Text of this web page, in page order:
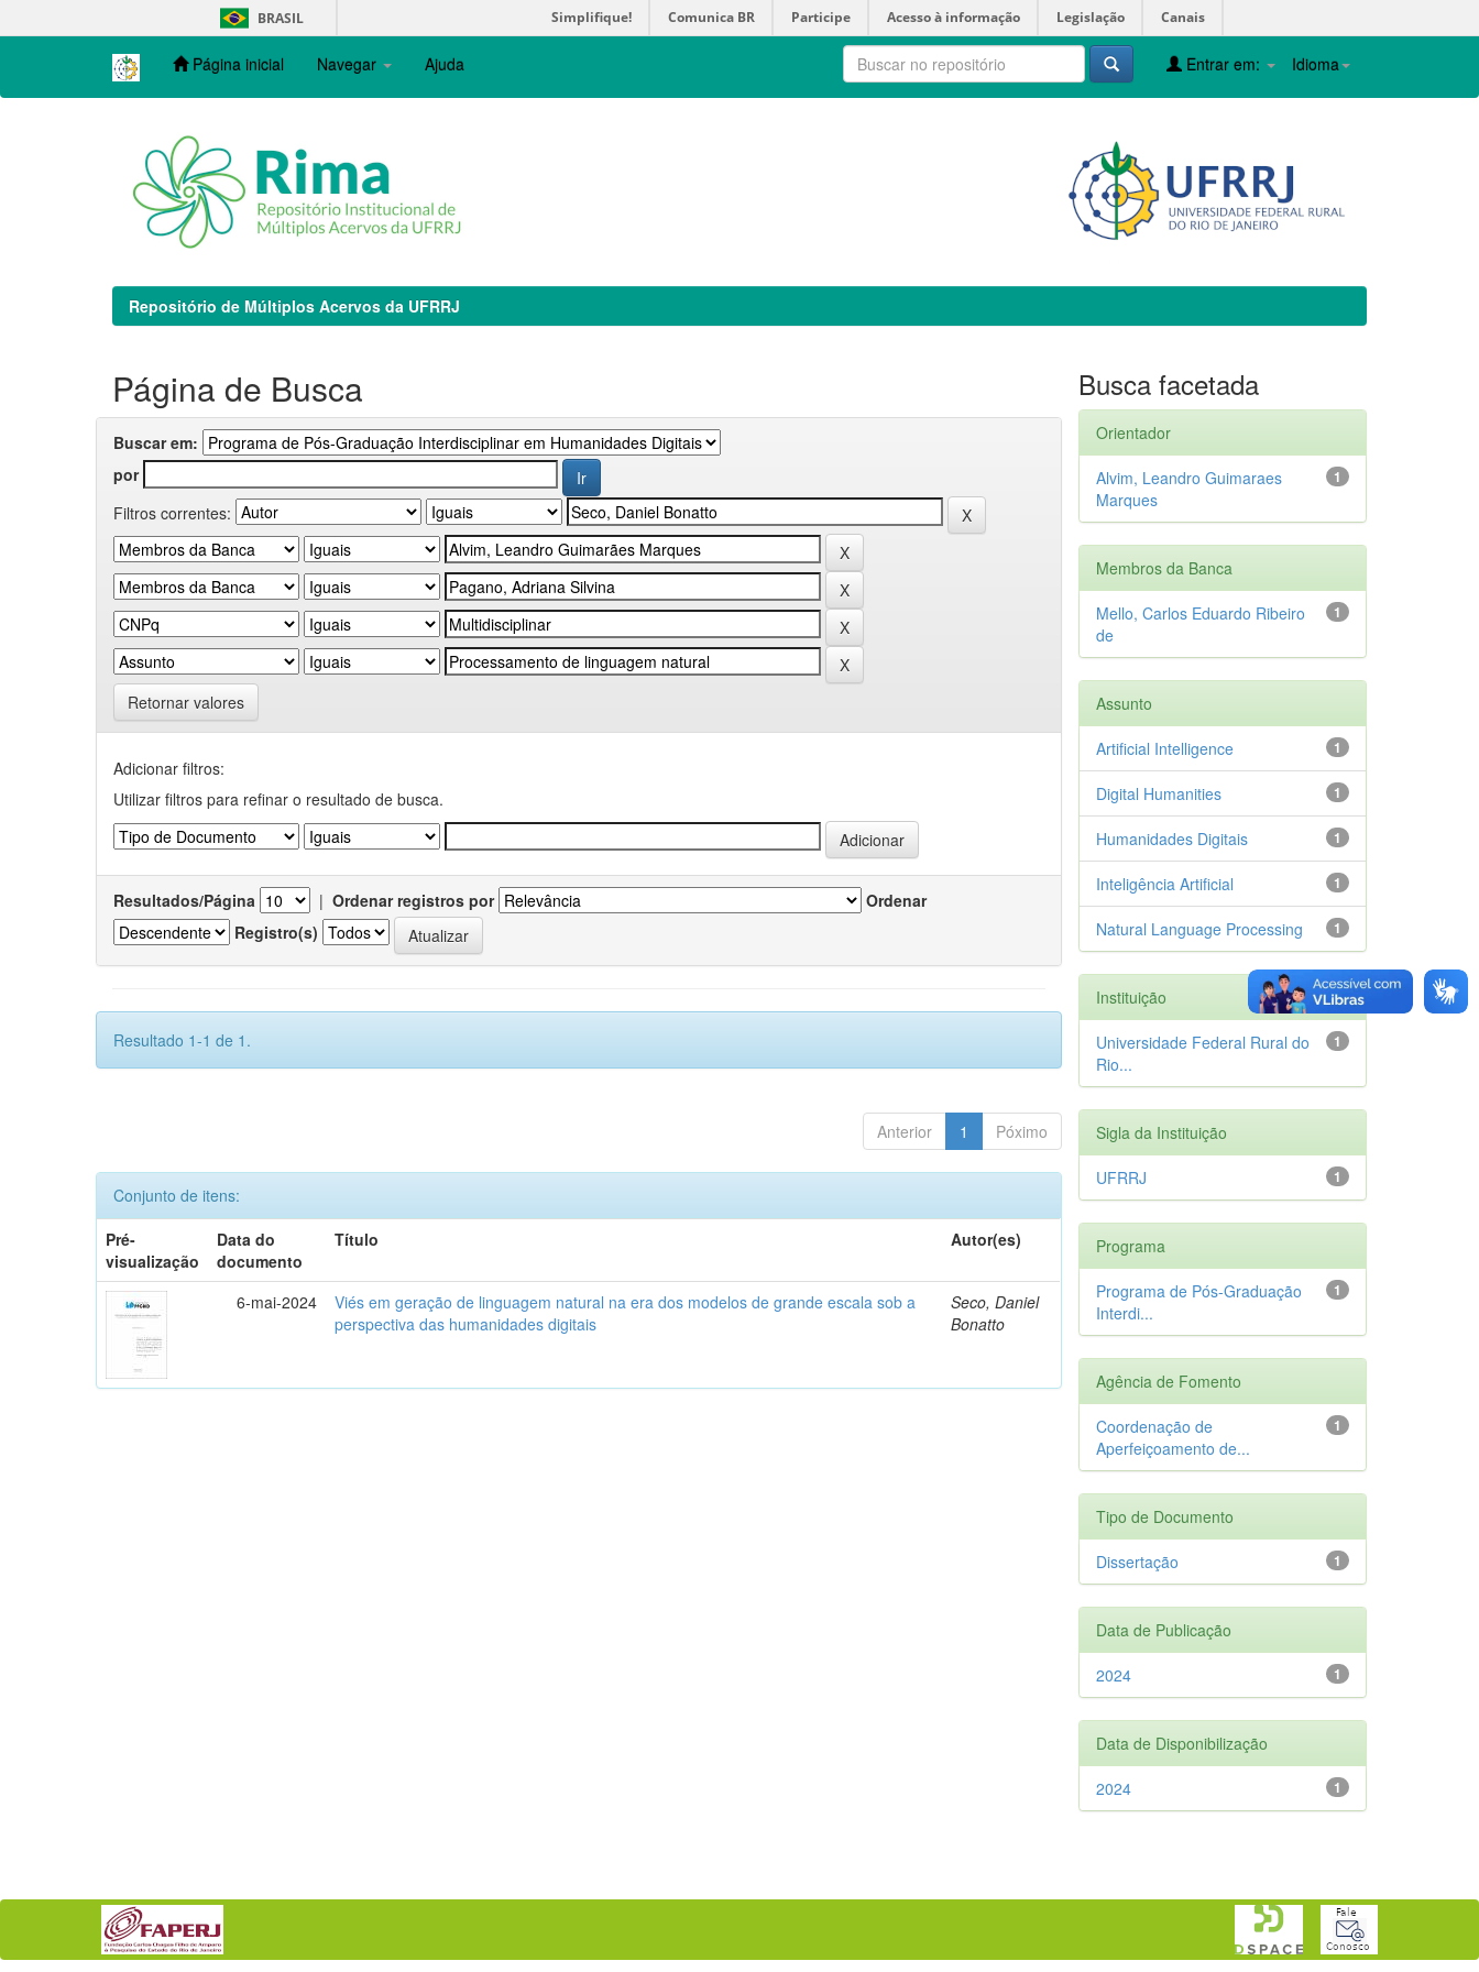
navigation
BRASIL Simplifique! Comunica BR Participe Acesso à informação Legislação Canais
Página inicial Navegar Ajuda Idioma
Entrar em:
Repositório de Múltiplos Acervos da UFRRJ
Página de Busca
Buscar em:
por
Filtros correntes:
Retornar valores
Adicionar filtros:
Utilizar filtros para refinar o resultado de busca.
Resultados/Página | Ordenar registros por
Ordenar
Registro(s)
Resultado 1-1 de 1.
Anterior 1 Póximo
Conjunto de itens:
Pré-
visualização
Data do
documento
Título Autor(es)
6-mai-2024
Viés em geração de linguagem natural na era dos modelos de grande escala sob a
perspectiva das humanidades digitais
Seco, Daniel
Bonatto
Busca facetada
Orientador
1
Alvim, Leandro Guimaraes
Marques
Membros da Banca
1
Mello, Carlos Eduardo Ribeiro
de
Assunto
1
Artificial Intelligence
1
Digital Humanities
1
Humanidades Digitais
1
Inteligência Artificial
1
Natural Language Processing
Instituição
1
Universidade Federal Rural do
Rio...
Sigla da Instituição
1
UFRRJ
Programa
1
Programa de Pós-Graduação
Interdi...
Agência de Fomento
1
Coordenação de
Aperfeiçoamento de...
Tipo de Documento
1
Dissertação
Data de Publicação
1
2024
Data de Disponibilização
1
2024